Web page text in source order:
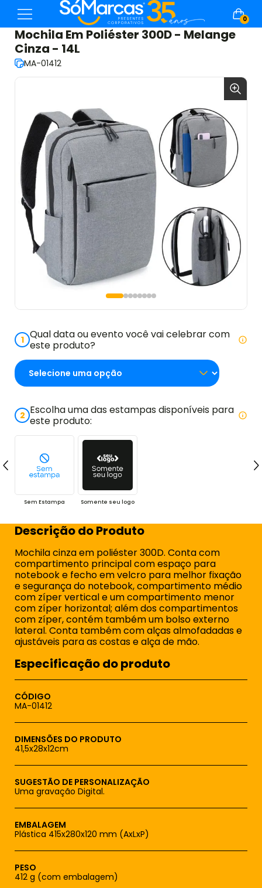
0
Mochila Em Poliéster 300D - Melange
Cinza - 14L
MA-01412
1 Qual data ou evento você vai celebrar com
este produto?
2 Escolha uma das estampas disponíveis para
este produto:
Sem Estampa Somente seu logo
Descrição do Produto
Mochila cinza em poliéster 300D. Conta com
compartimento principal com espaço para
notebook e fecho em velcro para melhor fixação
e segurança do notebook, compartimento médio
com zíper vertical e um compartimento menor
com zíper horizontal; além dos compartimentos
com zíper, contém também um bolso externo
lateral. Conta também com alças almofadadas e
ajustáveis para as costas e alça de mão.
Especificação do produto
CÓDIGO
MA-01412
DIMENSÕES DO PRODUTO
41,5x28x12cm
SUGESTÃO DE PERSONALIZAÇÃO
Uma gravação Digital.
EMBALAGEM
Plástica 415x280x120 mm (AxLxP)
PESO
412 g (com embalagem)